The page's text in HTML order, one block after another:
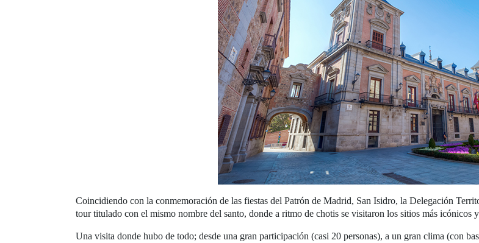
Coincidiendo con la conmemoración de las fiestas del Patrón de Madrid, San Isidro, la Delegación
tour titulado con el mismo nombre del santo, donde a ritmo de chotis se visitaron los sitios más icónicos
Una visita donde hubo de todo; desde una gran participación (casi 20 personas), a un gran clima (con